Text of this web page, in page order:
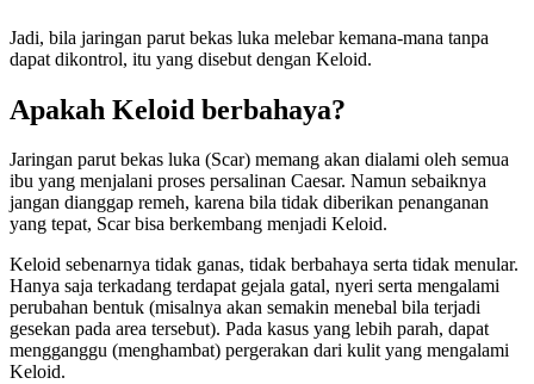
Jadi, bila jaringan parut bekas luka melebar kemana-mana tanpa
dapat dikontrol, itu yang disebut dengan Keloid.
Apakah Keloid berbahaya?
Jaringan parut bekas luka (Scar) memang akan dialami oleh semua
ibu yang menjalani proses persalinan Caesar. Namun sebaiknya
jangan dianggap remeh, karena bila tidak diberikan penanganan
yang tepat, Scar bisa berkembang menjadi Keloid.
Keloid sebenarnya tidak ganas, tidak berbahaya serta tidak menular.
Hanya saja terkadang terdapat gejala gatal, nyeri serta mengalami
perubahan bentuk (misalnya akan semakin menebal bila terjadi
gesekan pada area tersebut). Pada kasus yang lebih parah, dapat
mengganggu (menghambat) pergerakan dari kulit yang mengalami
Keloid.